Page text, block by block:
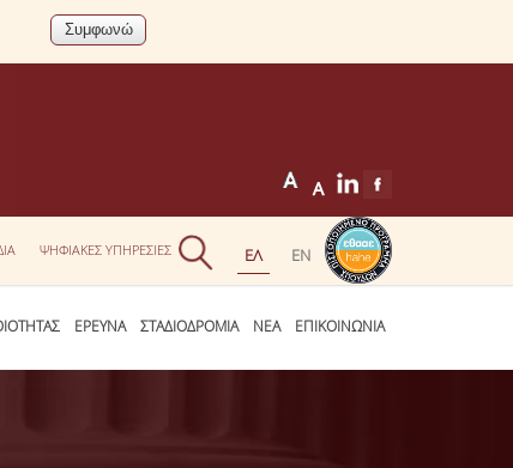
ΨΗΦΙΑΚΕΣ ΥΠΗΡΕΣΙΕΣ
ΕΡΕΥΝΑ ΣΤΑΔΙΟΔΡΟΜΙΑ ΝΕΑ ΕΠΙΚΟΙΝΩΝΙΑ